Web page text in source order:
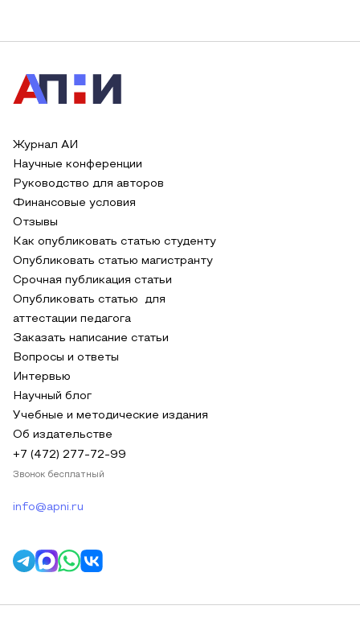
Журнал АИ
Научные конференции
Руководство для авторов
Финансовые условия
Отзывы
Как опубликовать статью студенту
Опубликовать статью магистранту
Срочная публикация статьи
Опубликовать статью для
аттестации педагога
Заказать написание статьи
Вопросы и ответы
Интервью
Научный блог
Учебные и методические издания
Об издательстве
+7 (472) 277-72-99
Звонок бесплатный
info@apni.ru